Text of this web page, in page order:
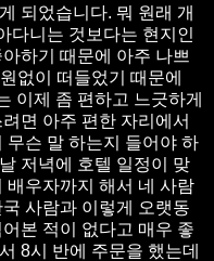
되었습니다. 뭐 원래 개
다니는 것보다는 현지인
하기 때문에 아주 나쁘
없이 떠들었기 때문에
이제 좀 편하고 느긋하게
면 아주 편한 자리에서
무슨 말 하는지 들어야 하
저녁에 호텔 일정이 맞
배우자까지 해서 네 사람
사람과 이렇게 오랫동
본 적이 없다고 매우 좋
8시 반에 주문을 했는데